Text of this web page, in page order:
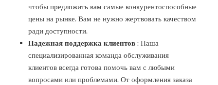
чтобы предложить вам самые конкурентоспособные
цены на рынке. Вам не нужно жертвовать качеством
ради доступности.
Надежная поддержка клиентов : Наша
специализированная команда обслуживания
клиентов всегда готова помочь вам с любыми
вопросами или проблемами. От оформления заказа